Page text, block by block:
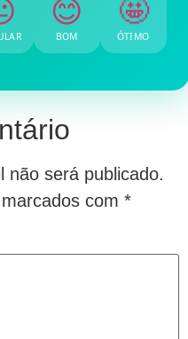
BOM ÓTIMO
não será publicado.
com *